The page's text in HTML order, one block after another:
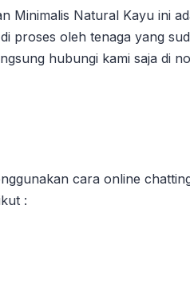
Minimalis Natural Kayu ini
proses oleh tenaga yang
hubungi kami saja di
cara online
: